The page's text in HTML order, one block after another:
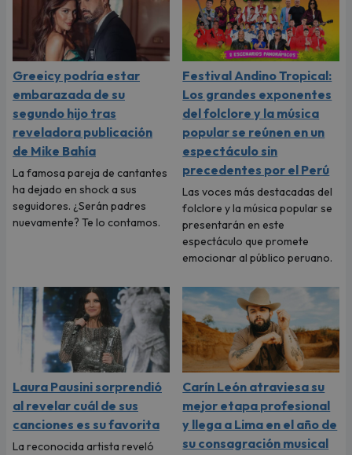
Greeicy podría estar
embarazada de su
segundo hijo tras
reveladora publicación
de Mike Bahía
La famosa pareja de cantantes
ha dejado en shock a sus
seguidores. ¿Serán padres
nuevamente? Te lo contamos.
Festival Andino Tropical:
Los grandes exponentes
del folclore y la música
popular se reúnen en un
espectáculo sin
precedentes por el Perú
Las voces más destacadas del
folclore y la música popular se
presentarán en este
espectáculo que promete
emocionar al público peruano.
Laura Pausini sorprendió
al revelar cuál de sus
canciones es su favorita
La reconocida artista reveló
Carín León atraviesa su
mejor etapa profesional
y llega a Lima en el año de
su consagración musical